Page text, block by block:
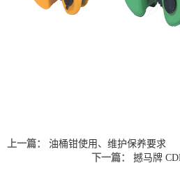
上一篇：
油桶钳使用、维护保养要求
下一篇：
撼马牌